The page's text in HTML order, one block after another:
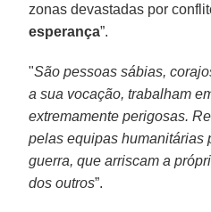
zonas devastadas por
esperança”.
"São pessoas sábias,
a sua vocação, trabalham
extremamente perigosas.
pelas equipas humanitárias
guerra, que arriscam a
dos outros”.